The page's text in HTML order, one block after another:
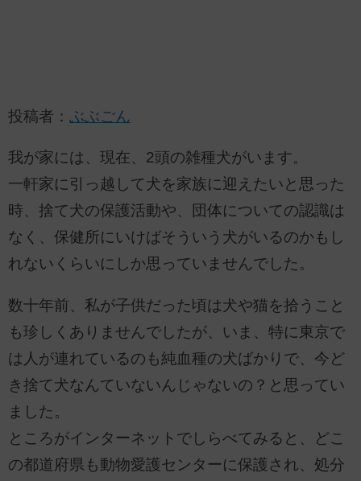
投稿者： ぶぶごん
我が家には、現在、2頭の雑種犬がいます。
一軒家に引っ越して犬を家族に迎えたいと思った
時、捨て犬の保護活動や、団体についての認識は
なく、保健所にいけばそういう犬がいるのかもし
れないくらいにしか思っていませんでした。
数十年前、私が子供だった頃は犬や猫を拾うこと
も珍しくありませんでしたが、いま、特に東京で
は人が連れているのも純血種の犬ばかりで、今ど
き捨て犬なんていないんじゃないの？と思ってい
ました。
ところがインターネットでしらべてみると、どこ
の都道府県も動物愛護センターに保護され、処分